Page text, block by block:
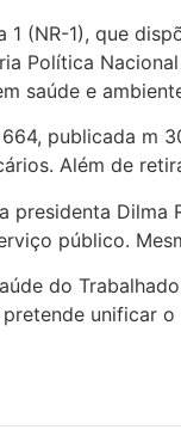
1 (NR-1), que
Política
saúde e
publicada m
Além de
presidenta
público.
do
unificar